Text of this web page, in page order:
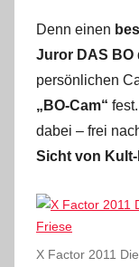
Denn einen
Juror DAS BO
persönlichen
„BO-Cam“
dabei – frei
Sicht von Kult-
X Factor 2011